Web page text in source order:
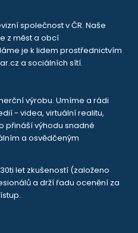
společnost v ČR. Naše
z měst a obcí
je k lidem prostřednictvím
a sociálních sítí.
výrobu. Umíme a rádi
- videa, virtuální realitu,
přináší výhodu snadné
a osvědčeným
let zkušeností (založeno
a drží řadu ocenění za